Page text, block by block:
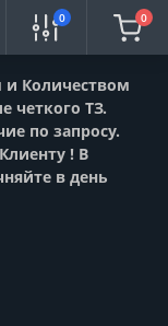
и Количеством
четкого ТЗ.
по запросу.
! В
в день
0 0